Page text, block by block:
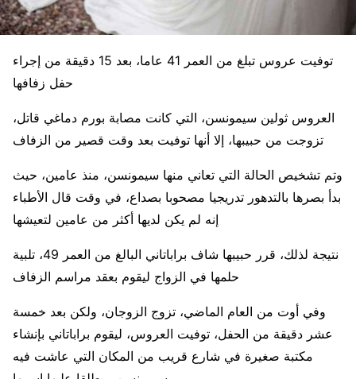
توفيت عروس تبلغ من العمر 41 عاما، بعد 15 دقيقة من إجراء
حفل زفافها
العروس ثولين سيمونسن، التي كانت مصابة بورم دماغي قاتل،
تزوجت من حبيبها، إلا أنها توفيت بعد وقت قصير من الزفاف
وتم تشخيص الحالة التي تعاني منها سيمونسن، منذ عامين، حيث
بدأ بصرها بالتدهور تدريجيا مصحوبا بصداع، في وقت قال الأطباء
إنه لم يكن لديها أكثر من عامين لتعيشها
نتيجة لذلك، قرر حبيبها شاف براباتاني البالغ من العمر 49، تلبية
حلمها في الزواج ليقوم بعقد مراسم الزفاف
وفي أوت من العام الماضي، تزوج الزوجان، ولكن بعد خمسة
عشر دقيقة من الحفل، توفيت العروس، ليقوم براباتاني بإنشاء
مكتبة صغيرة في شارع قريب من المكان التي عاشت فيه